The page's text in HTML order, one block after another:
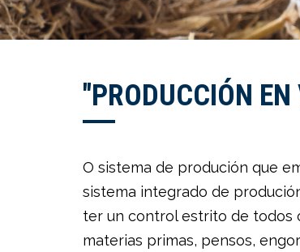
"PRODUCCIÓN
O sistema de produción que
sistema integrado de
ter un control estrito de todos
materias primas, pensos,